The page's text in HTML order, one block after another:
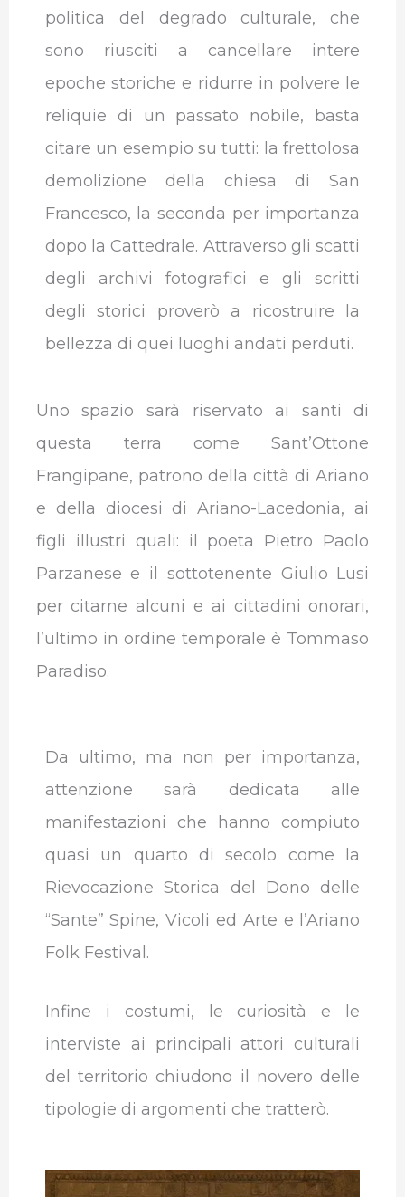
politica del degrado culturale, che
sono riusciti a cancellare intere
epoche storiche e ridurre in polvere le
reliquie di un passato nobile, basta
citare un esempio su tutti: la frettolosa
demolizione della chiesa di San
Francesco, la seconda per importanza
dopo la Cattedrale. Attraverso gli scatti
degli archivi fotografici e gli scritti
degli storici proverò a ricostruire la
bellezza di quei luoghi andati perduti.
Uno spazio sarà riservato ai santi di
questa terra come Sant’Ottone
Frangipane, patrono della città di Ariano
e della diocesi di Ariano-Lacedonia, ai
figli illustri quali: il poeta Pietro Paolo
Parzanese e il sottotenente Giulio Lusi
per citarne alcuni e ai cittadini onorari,
l’ultimo in ordine temporale è Tommaso
Paradiso.
Da ultimo, ma non per importanza,
attenzione sarà dedicata alle
manifestazioni che hanno compiuto
quasi un quarto di secolo come la
Rievocazione Storica del Dono delle
“Sante” Spine, Vicoli ed Arte e l’Ariano
Folk Festival.
Infine i costumi, le curiosità e le
interviste ai principali attori culturali
del territorio chiudono il novero delle
tipologie di argomenti che tratterò.